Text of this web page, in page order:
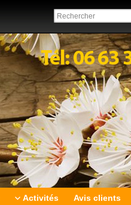
Activités Avis clients